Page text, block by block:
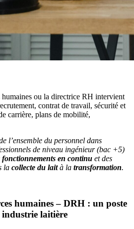
humaines ou la directrice RH intervient
contrat de travail, sécurité et
carrière, plans de mobilité,
l’ensemble du personnel dans
de niveau ingénieur (bac +5)
fonctionnements en continu et des
la collecte du laità la transformation.
humaines – DRH : un poste
industrie laitière